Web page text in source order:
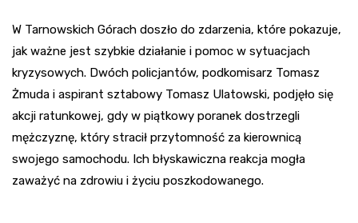
W Tarnowskich Górach doszło do zdarzenia, które pokazuje,
jak ważne jest szybkie działanie i pomoc w sytuacjach
kryzysowych. Dwóch policjantów, podkomisarz Tomasz
Żmuda i aspirant sztabowy Tomasz Ulatowski, podjęło się
akcji ratunkowej, gdy w piątkowy poranek dostrzegli
mężczyznę, który stracił przytomność za kierownicą
swojego samochodu. Ich błyskawiczna reakcja mogła
zaważyć na zdrowiu i życiu poszkodowanego.